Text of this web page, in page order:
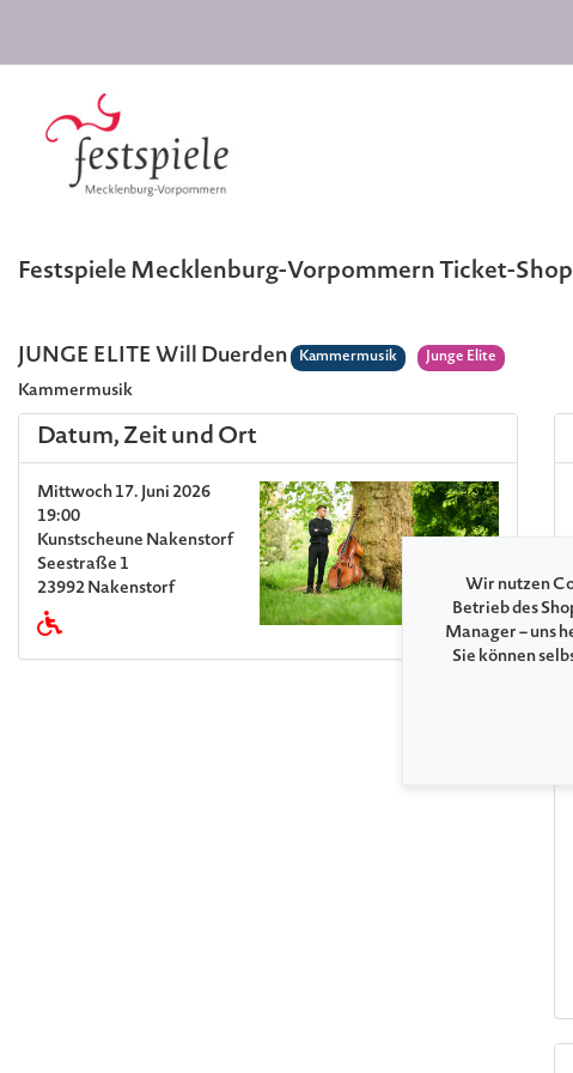
Festspiele Mecklenburg-Vorpommern Ticket-Shop
JUNGE ELITE Will Duerden Kammermusik Junge Elite
Kammermusik
Datum, Zeit und Ort
Mittwoch 17. Juni 2026
19:00
Kunstscheune Nakenstorf
Seestraße 1
23992 Nakenstorf
Wir nutzen
Betrieb des
Manager – uns
Sie können